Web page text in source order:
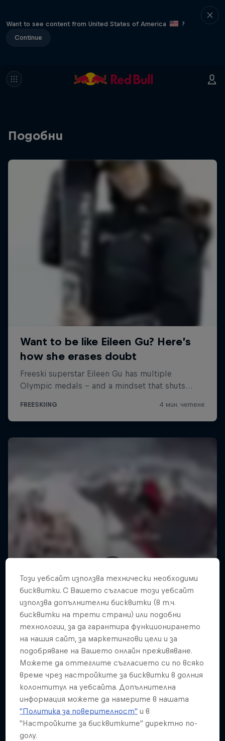
Want to see content from United States of America
?
Continue
Подобни
Този уебсайт използва технически необходими
бисквитки. С Вашето съгласие този уебсайт
използва допълнителни бисквитки (в т.ч.
бисквитки на трети страни) или подобни
технологии, за да гарантира функционирането
на нашия сайт, за маркетингови цели и за
подобряване на Вашето онлайн преживяване.
Можете да оттеглите съгласието си по всяко
време чрез настройките за бисквитки в долния
колонтитул на уебсайта. Допълнителна
информация можете да намерите в нашата
"Политика за поверителност" и в
"Настройките за бисквитките" директно по-
долу.